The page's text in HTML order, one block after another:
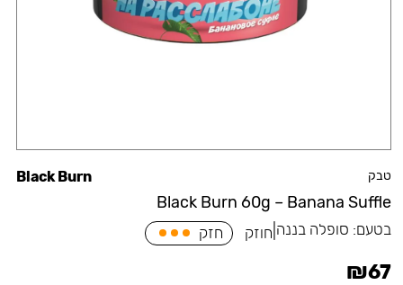
טבק
Black Burn 60g – Banana Suffle
Black Burn
בטעם: סופלה בננה חוזק חזק
₪67